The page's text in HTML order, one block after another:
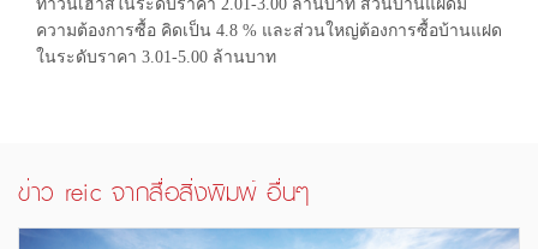
ทาวน์เฮ้าส์ในระดับราคา 2.01-3.00 ล้านบาท ส่วนบ้านแฝดมี
ความต้องการซื้อ คิดเป็น 4.8 % และส่วนใหญ่ต้องการซื้อบ้านแฝด
ในระดับราคา 3.01-5.00 ล้านบาท
ข่าว reic จากสื่อสิ่งพิมพ์ อื่นๆ